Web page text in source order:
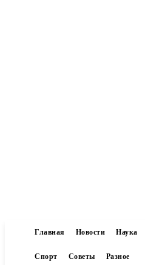
Главная Новости Наука
Спорт Советы Разное